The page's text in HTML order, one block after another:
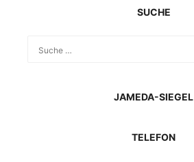
SUCHE
JAMEDA-SIEGEL
TELEFON